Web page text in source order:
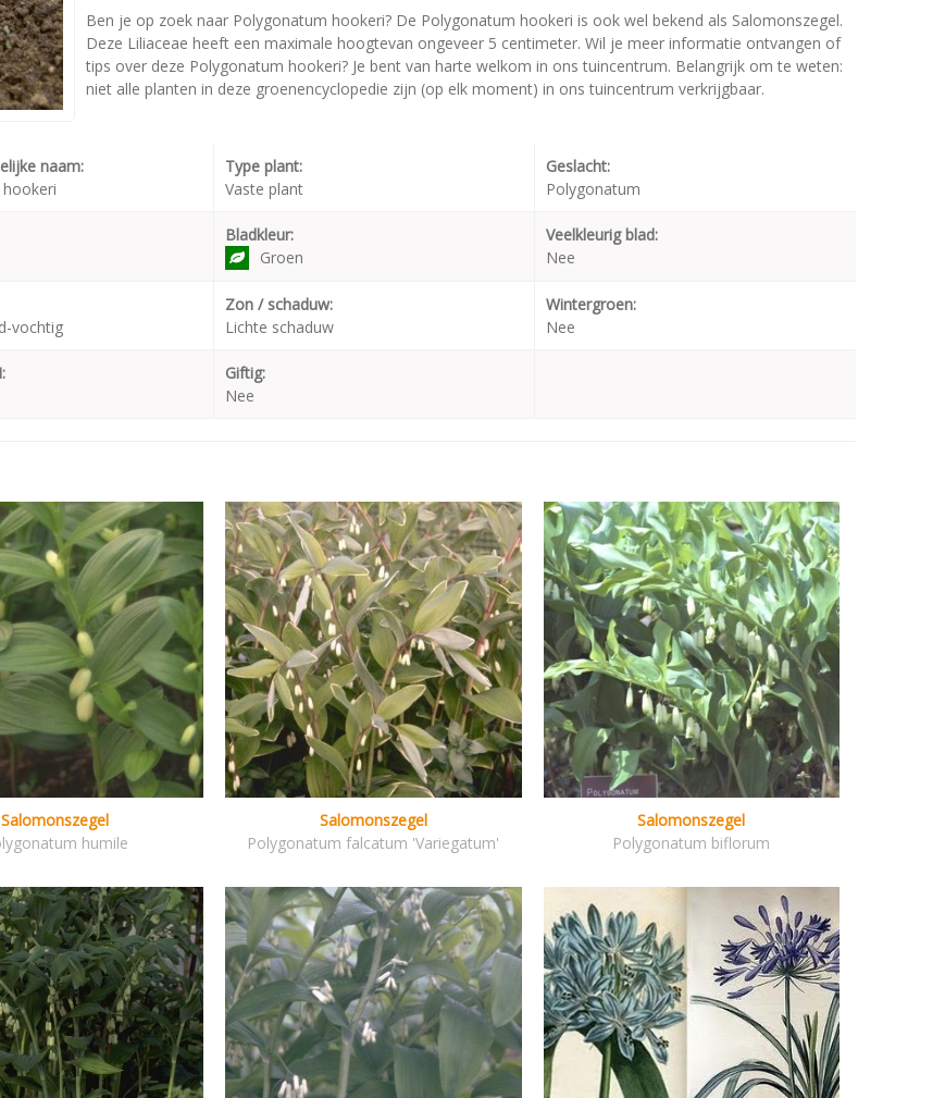
Ben je op zoek naar Polygonatum hookeri? De Polygonatum hookeri is ook wel bekend als Salomonszegel.
Deze Liliaceae heeft een maximale hoogtevan ongeveer 5 centimeter. Wil je meer informatie ontvangen of
tips over deze Polygonatum hookeri? Je bent van harte welkom in ons tuincentrum. Belangrijk om te weten:
niet alle planten in deze groenencyclopedie zijn (op elk moment) in ons tuincentrum verkrijgbaar.
naam:
Type plant:
Vaste plant
Geslacht:
Polygonatum
Bladkleur:
Groen
Veelkleurig blad:
Nee
vochtig
Zon / schaduw:
Lichte schaduw
Wintergroen:
Nee
Giftig:
Nee
Salomonszegel
humile
Salomonszegel
Polygonatum falcatum 'Variegatum'
Salomonszegel
Polygonatum biflorum